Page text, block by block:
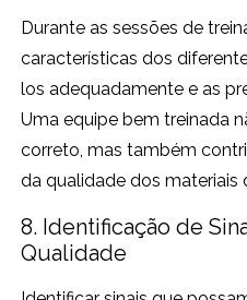
Durante as sessões de
características dos
los adequadamente e as
Uma equipe bem treinada
correto, mas também
da qualidade dos materiais
8. Identificação de
Qualidade